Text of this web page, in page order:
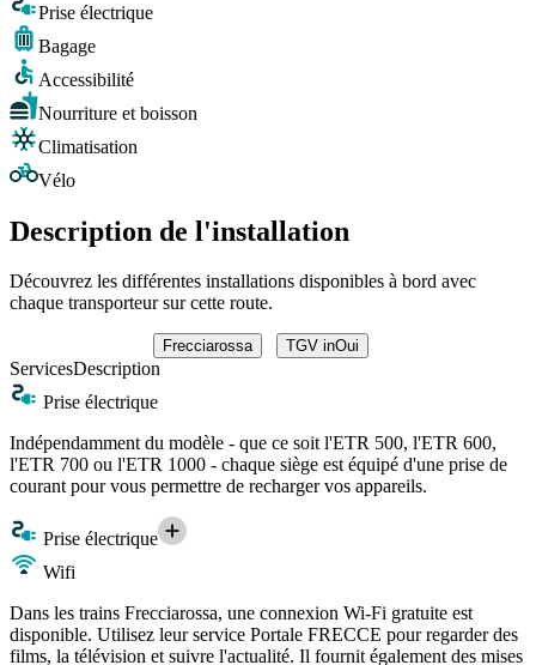
Prise électrique
Bagage
Accessibilité
Nourriture et boisson
Climatisation
Vélo
Description de l'installation
Découvrez les différentes installations disponibles à bord avec
chaque transporteur sur cette route.
Frecciarossa TGV inOui
ServicesDescription
Prise électrique
Indépendamment du modèle - que ce soit l'ETR 500, l'ETR 600,
l'ETR 700 ou l'ETR 1000 - chaque siège est équipé d'une prise de
courant pour vous permettre de recharger vos appareils.
Prise électrique
Wifi
Dans les trains Frecciarossa, une connexion Wi-Fi gratuite est
disponible. Utilisez leur service Portale FRECCE pour regarder des
films, la télévision et suivre l'actualité. Il fournit également des mises